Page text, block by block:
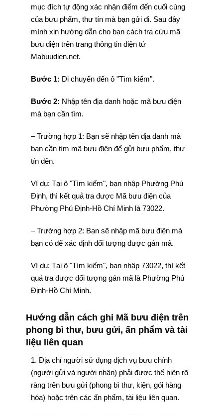
mục đích tự động xác nhận điểm đến cuối cùng
của bưu phẩm, thư tín mà bạn gửi đi. Sau đây
mình xin hướng dẫn cho bạn cách tra cứu mã
bưu điện trên trang thông tin điện tử
Mabuudien.net.
Bước 1: Di chuyển đến ô "Tìm kiếm".
Bước 2: Nhập tên địa danh hoặc mã bưu điện
mà bạn cần tìm.
– Trường hợp 1: Bạn sẽ nhập tên địa danh mà
bạn cần tìm mã bưu điện để gửi bưu phẩm, thư
tín đến.
Ví dụ: Tại ô "Tìm kiếm", bạn nhập Phường Phú
Định, thì kết quả tra được Mã bưu điện của
Phường Phú Định-Hồ Chí Minh là 73022.
– Trường hợp 2: Bạn sẽ nhập mã bưu điện mà
bạn có để xác định đối tượng được gán mã.
Ví dụ: Tại ô "Tìm kiếm", bạn nhập 73022, thì kết
quả tra được đối tượng gán mã là Phường Phú
Định-Hồ Chí Minh.
Hướng dẫn cách ghi Mã bưu điện trên
phong bì thư, bưu gửi, ấn phẩm và tài
liệu liên quan
1. Địa chỉ người sử dụng dịch vụ bưu chính
(người gửi và người nhận) phải được thể hiện rõ
ràng trên bưu gửi (phong bì thư, kiện, gói hàng
hóa) hoặc trên các ấn phẩm, tài liệu liên quan.